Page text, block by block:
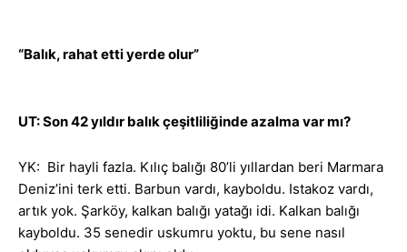
“Balık, rahat etti yerde olur”
UT: Son 42 yıldır balık çeşitliliğinde azalma var mı?
YK: Bir hayli fazla. Kılıç balığı 80’li yıllardan beri Marmara
Deniz’ini terk etti. Barbun vardı, kayboldu. Istakoz vardı,
artık yok. Şarköy, kalkan balığı yatağı idi. Kalkan balığı
kayboldu. 35 senedir uskumru yoktu, bu sene nasıl